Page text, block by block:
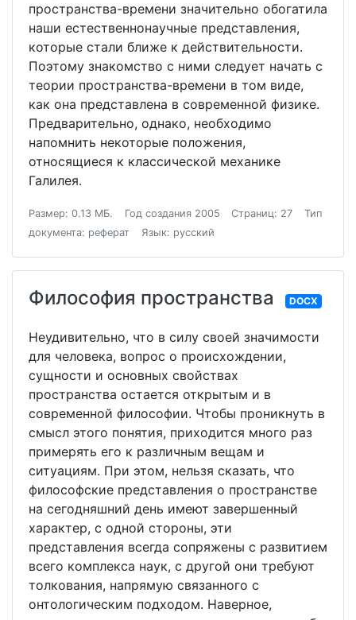
пространства-времени значительно обогатила
наши естественнонаучные представления,
которые стали ближе к действительности.
Поэтому знакомство с ними следует начать с
теории пространства-времени в том виде,
как она представлена в современной физике.
Предварительно, однако, необходимо
напомнить некоторые положения,
относящиеся к классической механике
Галилея.
Размер: 0.13 МБ. Год создания 2005 Страниц: 27
Тип
документа: реферат
Язык: русский
Философия пространства DOCX
Неудивительно, что в силу своей значимости
для человека, вопрос о происхождении,
сущности и основных свойствах
пространства остается открытым и в
современной философии. Чтобы проникнуть в
смысл этого понятия, приходится много раз
примерять его к различным вещам и
ситуациям. При этом, нельзя сказать, что
философские представления о пространстве
на сегодняшний день имеют завершенный
характер, с одной стороны, эти
представления всегда сопряжены с развитием
всего комплекса наук, с другой они требуют
толкования, напрямую связанного с
онтологическим подходом. Наверное,